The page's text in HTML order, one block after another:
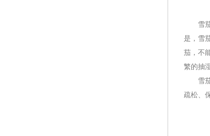
雪茄
是，雪
茄，不
繁的抽
雪茄
疏松、